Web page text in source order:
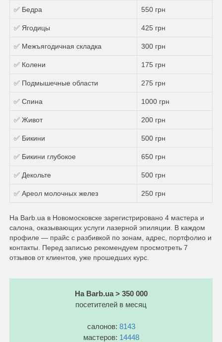
✅ Бедра 550 грн
✅ Ягодицы 425 грн
✅ Межъягодичная складка 300 грн
✅ Колени 175 грн
✅ Подмышечные области 275 грн
✅ Спина 1000 грн
✅ Живот 200 грн
✅ Бикини 500 грн
✅ Бикини глубокое 650 грн
✅ Декольте 500 грн
✅ Ареол молочных желез 250 грн
На Barb.ua в Новомосковске зарегистрировано 4 мастера и
салона, оказывающих услуги лазерной эпиляции. В каждом
профиле — прайс с разбивкой по зонам, адрес, портфолио и
контакты. Перед записью рекомендуем просмотреть 7
отзывов от клиентов, уже прошедших курс.
На Barb.ua > 350 000
посетителей в месяц
салонов: 8143
мастеров: 14448